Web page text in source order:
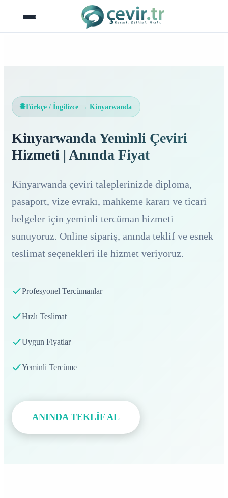
🌐Türkçe / İngilizce → Kinyarwanda
Kinyarwanda Yeminli Çeviri
Hizmeti | Anında Fiyat
Kinyarwanda çeviri taleplerinizde diploma,
pasaport, vize evrakı, mahkeme kararı ve ticari
belgeler için yeminli tercüman hizmeti
sunuyoruz. Online sipariş, anında teklif ve esnek
teslimat seçenekleri ile hizmet veriyoruz.
Profesyonel Tercümanlar
Hızlı Teslimat
Uygun Fiyatlar
Yeminli Tercüme
ANINDA TEKLİF AL